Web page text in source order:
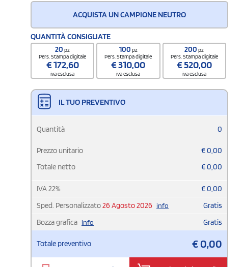
ACQUISTA UN CAMPIONE NEUTRO
QUANTITÀ CONSIGLIATE
20pz
Pers. Stampa digitale
€172,60
iva esclusa
100 pz
Pers. Stampa digitale
€310,00
iva esclusa
200pz
Pers. Stampa digitale
€520,00
iva esclusa
IL TUO PREVENTIVO
Quantità 0
Prezzo unitario €0,00
Totale netto
€0,00
IVA22% €0,00
Sped. Personalizzato26 Agosto 2026 info
Gratis
Bozza grafica info Gratis
Totale preventivo €0,00